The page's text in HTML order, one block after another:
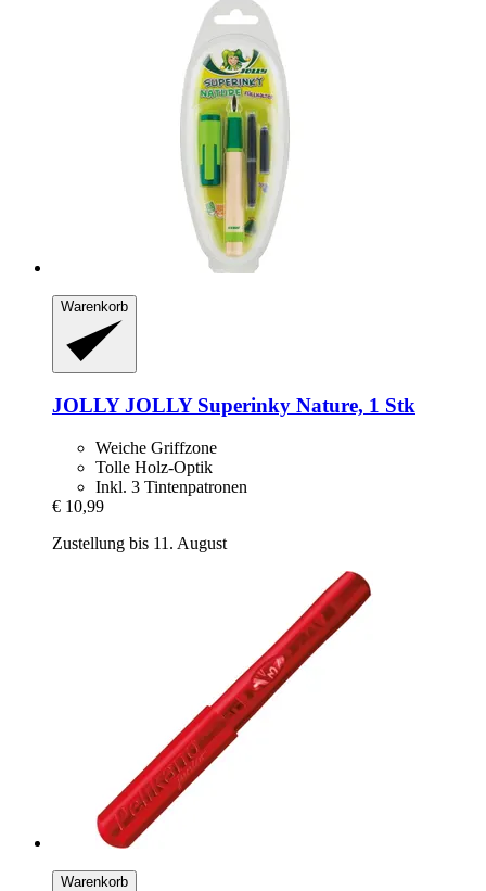
Warenkorb
JOLLYJOLLY Superinky Nature, 1 Stk
Weiche Griffzone
Tolle Holz-Optik
Inkl. 3 Tintenpatronen
€ 10,99
Zustellung bis 11. August
Warenkorb